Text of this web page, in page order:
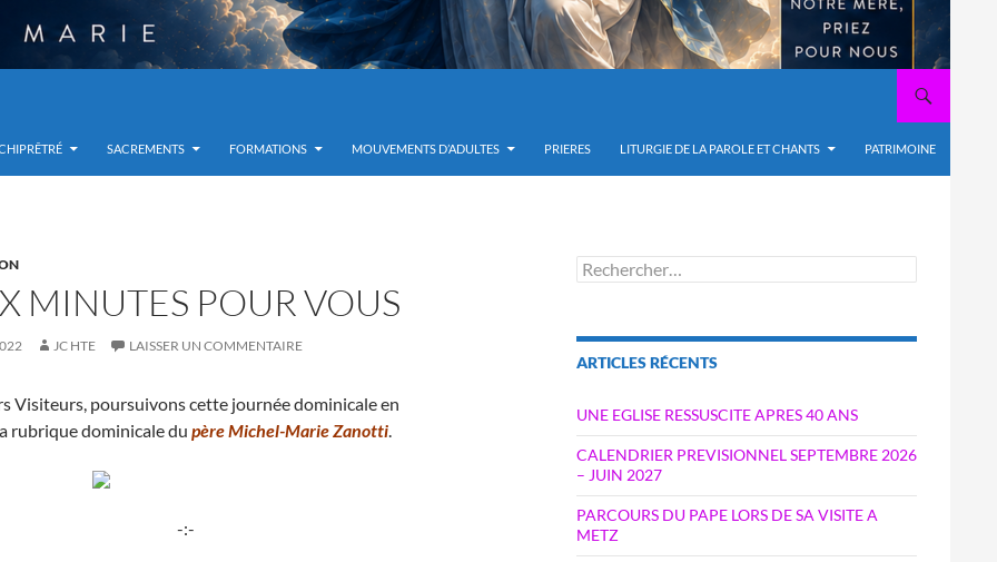
SACREMENTS FORMATIONS MOUVEMENTS D’ADULTES PRIERES LITURGIE DE LA PAROLE ET CHANTS PATRIMOINE
MINUTES POUR VOUS
JC HTE LAISSER UN COMMENTAIRE
Visiteurs, poursuivons cette journée dominicale en
rubrique dominicale du père Michel-Marie Zanotti.
-:-
Rechercher :
ARTICLES RÉCENTS
UNE EGLISE RESSUSCITE APRES 40 ANS
CALENDRIER PREVISIONNEL SEPTEMBRE 2026
– JUIN 2027
PARCOURS DU PAPE LORS DE SA VISITE A
METZ